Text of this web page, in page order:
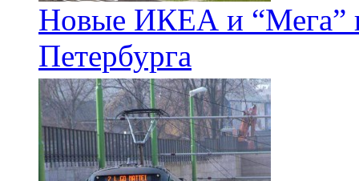
Новые ИКЕА и “Мега”
Петербурга